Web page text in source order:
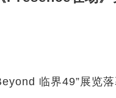
临界49”展览